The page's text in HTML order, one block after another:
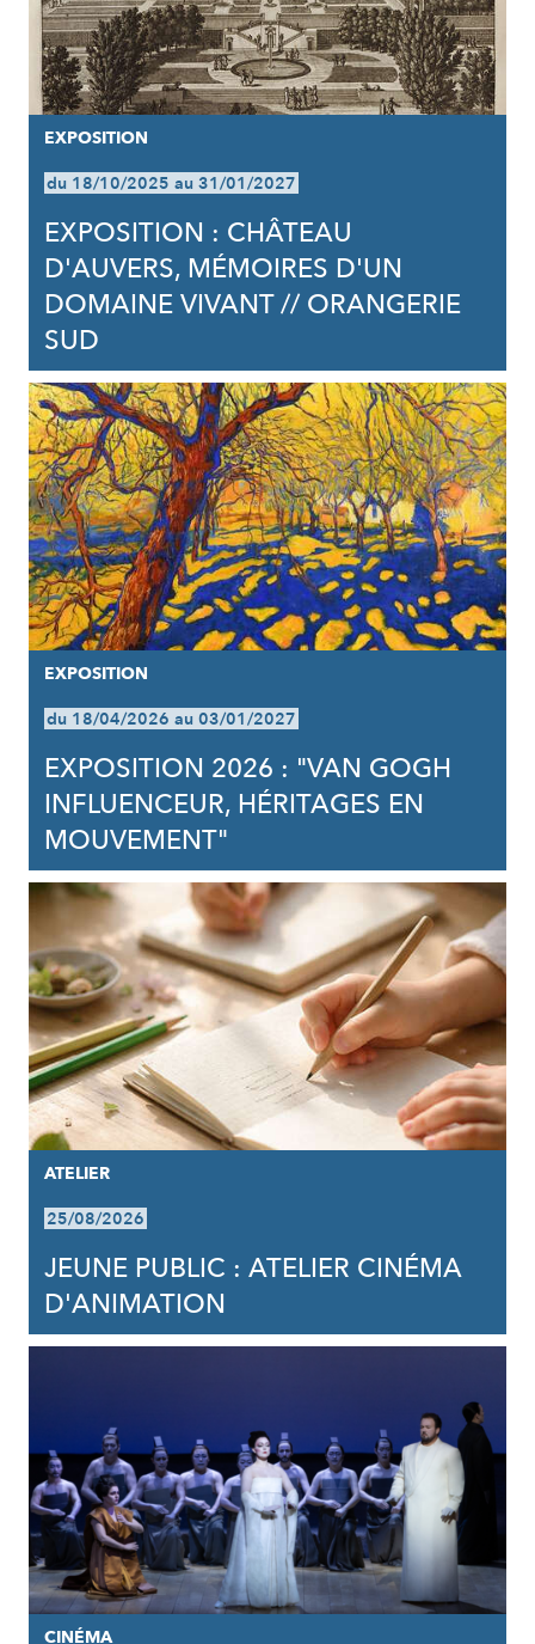
EXPOSITION
du 18/10/2025 au 31/01/2027
EXPOSITION : CHÂTEAU
D'AUVERS, MÉMOIRES D'UN
DOMAINE VIVANT // ORANGERIE
SUD
EXPOSITION
du 18/04/2026 au 03/01/2027
EXPOSITION 2026 : "VAN GOGH
INFLUENCEUR, HÉRITAGES EN
MOUVEMENT"
ATELIER
25/08/2026
JEUNE PUBLIC : ATELIER CINÉMA
D'ANIMATION
CINÉMA